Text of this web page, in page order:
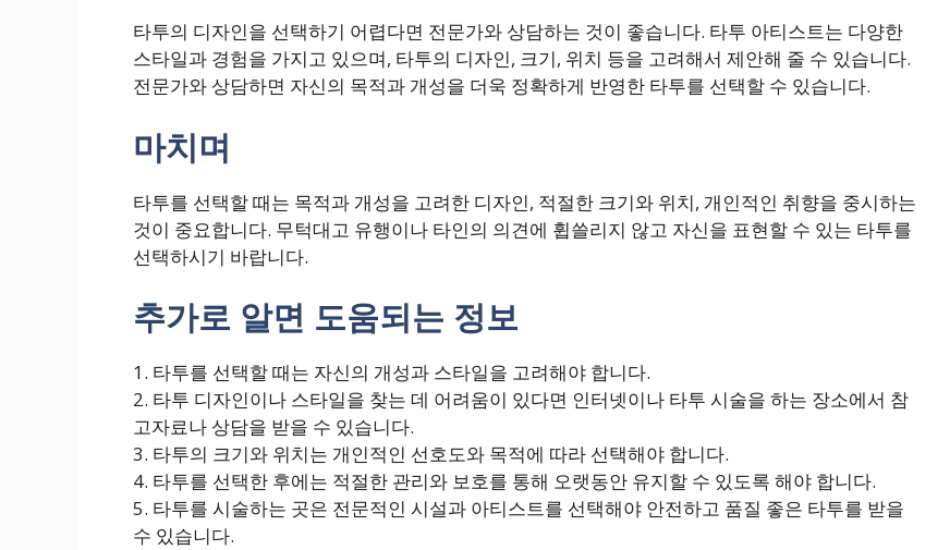
타투의 디자인을 선택하기 어렵다면 전문가와 상담하는 것이 좋습니다. 타투 아티스트는 다양한
스타일과 경험을 가지고 있으며, 타투의 디자인, 크기, 위치 등을 고려해서 제안해 줄 수 있습니다.
전문가와 상담하면 자신의 목적과 개성을 더욱 정확하게 반영한 타투를 선택할 수 있습니다.
마치며
타투를 선택할 때는 목적과 개성을 고려한 디자인, 적절한 크기와 위치, 개인적인 취향을 중시하는
것이 중요합니다. 무턱대고 유행이나 타인의 의견에 휩쓸리지 않고 자신을 표현할 수 있는 타투를
선택하시기 바랍니다.
추가로 알면 도움되는 정보
1. 타투를 선택할 때는 자신의 개성과 스타일을 고려해야 합니다.
2. 타투 디자인이나 스타일을 찾는 데 어려움이 있다면 인터넷이나 타투 시술을 하는 장소에서 참
고자료나 상담을 받을 수 있습니다.
3. 타투의 크기와 위치는 개인적인 선호도와 목적에 따라 선택해야 합니다.
4. 타투를 선택한 후에는 적절한 관리와 보호를 통해 오랫동안 유지할 수 있도록 해야 합니다.
5. 타투를 시술하는 곳은 전문적인 시설과 아티스트를 선택해야 안전하고 품질 좋은 타투를 받을
수 있습니다.